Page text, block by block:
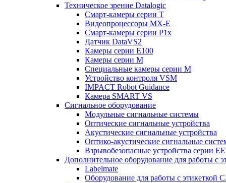
Техническое зрение Datalogic
Смарт-камеры серии T
Видеопроцессоры MX-E
Смарт-камеры серии P1x
Датчик DataVS2
Камеры серии E100
Камеры серии M
Специальные камеры серии M
Устройство контроля VSM
IMPACT Robot Guidance
Камера SMART VS
Cигнальное оборудование
Модульные сигнальные системы
Оптические сигнальные устройства
Акустические сигнальные устройства
Оптико-акустические сигнальные
Взрывобезопасные устройства серии
Дополнительное оборудование для работы с
Labelmate
Оборудование для работы с этикеткой